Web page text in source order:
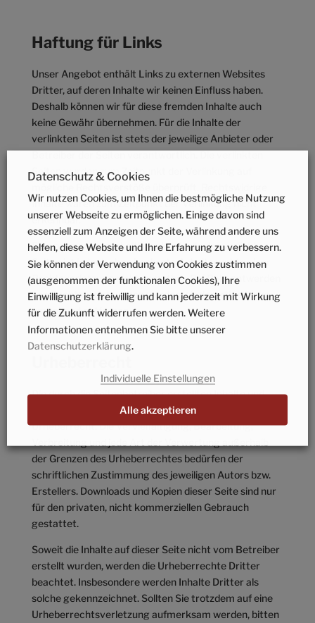
Haftung für Links
Unser Angebot enthält Links zu externen Websites
Dritter, auf deren Inhalte wir keinen Einfluss haben.
Deshalb können wir für diese fremden Inhalte auch
keine Gewähr übernehmen. Für die Inhalte der
verlinkten Seiten ist stets der jeweilige Anbieter oder
Betreiber der Seiten verantwortlich. Die verlinkten
Seiten wurden zum Zeitpunkt der Verlinkung auf
Inhalte waren zum Zeitpunkt der Verlinkung nicht
erkennbar.
Eine permanente inhaltliche Kontrolle der verlinkten
Seiten ist jedoch ohne konkrete Anhaltspunkte einer
Rechtsverletzung nicht zumutbar. Bei Bekanntwerden
von Rechtsverletzungen werden wir derartige Links
umgehend entfernen.
Die durch die Seitenbetreiber erstellten Inhalte und
Werke auf diesen Seiten unterliegen dem deutschen
Urheberrecht. Die Vervielfältigung, Bearbeitung,
der Grenzen des Urheberrechtes bedürfen der
schriftlichen Zustimmung des jeweiligen Autors bzw.
Erstellers. Downloads und Kopien dieser Seite sind nur
für den privaten, nicht kommerziellen Gebrauch
gestattet.
Soweit die Inhalte auf dieser Seite nicht vom Betreiber
erstellt wurden, werden die Urheberrechte Dritter
beachtet. Insbesondere werden Inhalte Dritter als
solche gekennzeichnet. Sollten Sie trotzdem auf eine
Urheberrechtsverletzung aufmerksam werden, bitten
Datenschutz & Cookies
Wir nutzen Cookies, um Ihnen die bestmögliche Nutzung
unserer Webseite zu ermöglichen. Einige davon sind
essenziell zum Anzeigen der Seite, während andere uns
helfen, diese Website und Ihre Erfahrung zu verbessern.
Sie können der Verwendung von Cookies zustimmen
(ausgenommen der funktionalen Cookies), Ihre
Einwilligung ist freiwillig und kann jederzeit mit Wirkung
für die Zukunft widerrufen werden. Weitere
Informationen entnehmen Sie bitte unserer
Datenschutzerklärung.
Individuelle Einstellungen
Alle akzeptieren